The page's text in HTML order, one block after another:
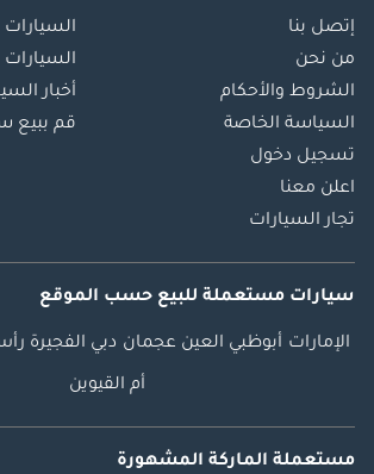
إتصل بنا
من نحن
الشروط والأحكام
السياسة الخاصة
تسجيل دخول
اعلن معنا
تجار السيارات
السيارات
أخبار
قم ببيع
سيارات مستعملة للبيع حسب الموقع
الإمارات أبوظبي العين عجمان دبي الفجيرة
أم القيوين
مستعملة الماركة المشهورة